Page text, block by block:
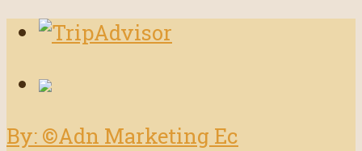
By: ©Adn Marketing Ec